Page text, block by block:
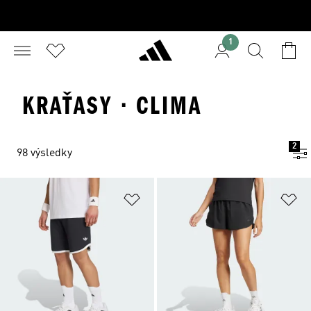
1
KRAŤASY · CLIMA
98 výsledky
2
Přidat do seznamu přání